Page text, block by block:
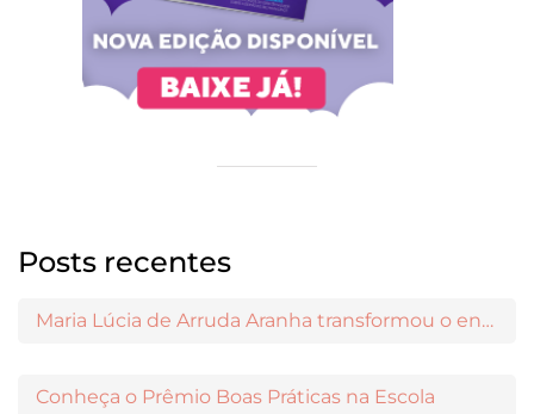
Posts recentes
Maria Lúcia de Arruda Aranha transformou o ensino de Filosofia no Brasil
Conheça o Prêmio Boas Práticas na Escola